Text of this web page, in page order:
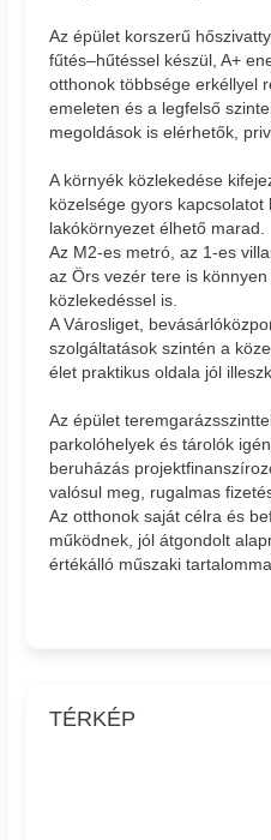
Az épület korszerű
fűtés–hűtéssel készül, A+
otthonok többsége erkéllyel
emeleten és a legfelső
megoldások is elérhetők,
A környék közlekedése
közelsége gyors
lakókörnyezet élhető marad.
Az M2-es metró, az 1-es
az Örs vezér tere is
közlekedéssel is.
A Városliget,
szolgáltatások szintén a
élet praktikus oldala jól
Az épület
parkolóhelyek és tárolók
beruházás
valósul meg, rugalmas
Az otthonok saját célra és
működnek, jól átgondolt
értékálló műszaki
TÉRKÉP